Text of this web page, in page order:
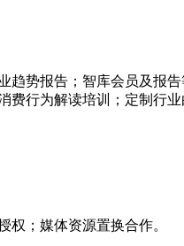
趋势报告；智库会员及报
行为解读培训；定制行
权；媒体资源置换合作。